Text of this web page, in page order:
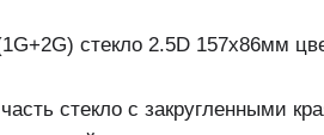
стекло 2.5D 157х86мм
стекло с закругленными